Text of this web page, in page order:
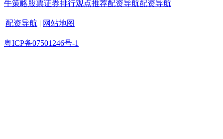
牛策略股票证券排行观点推荐配资导航配资导航
配资导航 | 网站地图
粤ICP备07501246号-1